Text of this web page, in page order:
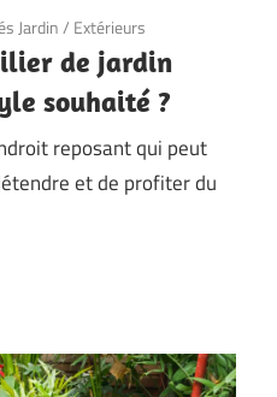
Jardin/ Extérieurs
de jardin
souhaité ?
reposant qui peut
et de profiter du